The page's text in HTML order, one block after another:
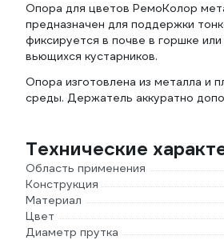
Опора для цветов РемоКолор
предназначен для поддержки
фиксируется в почве в горшке
вьющихся кустарников.
Опора изготовлена из металла и
среды. Держатель аккуратно
Технические
Область применения
Конструкция
Материал
Цвет
Диаметр прутка